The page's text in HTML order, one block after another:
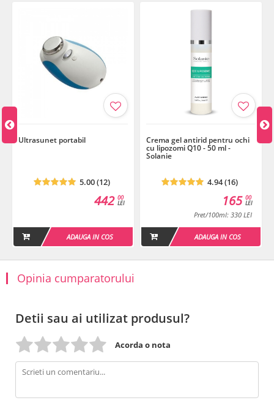
Ultrasunet portabil
5.00 (12)
00
LEI
442
ADAUGA IN COS
Crema gel antirid pentru ochi
cu lipozomi Q10 - 50 ml -
Solanie
4.94 (16)
00
LEI
165
Pret/100ml: 330 LEI
ADAUGA IN COS
Opinia cumparatorului
Detii sau ai utilizat produsul?
Acorda o nota